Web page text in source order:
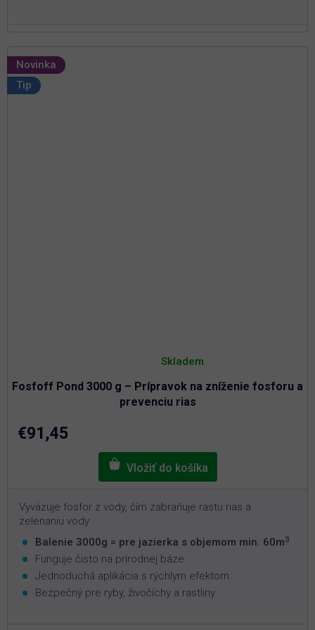
Novinka
Tip
Fosfoff Pond 3000 g – Prípravok na zníženie fosforu a
prevenciu rias
hodnotenie
je
3,0
z
5
Skladem
€91,45
Vyväzuje fosfor z vody, čím zabraňuje rastu rias a
zelenaniu vody
Balenie 3000g = pre jazierka s objemom min. 60m3
Funguje čisto na prírodnej báze
Jednoduchá aplikácia s rýchlym efektom
Bezpečný pre ryby, živočíchy a rastliny